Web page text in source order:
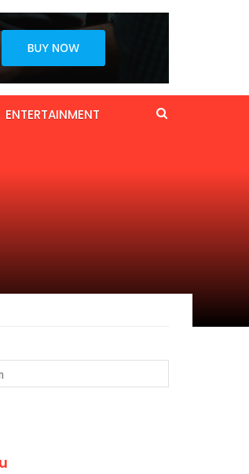
ENTERTAINMENT